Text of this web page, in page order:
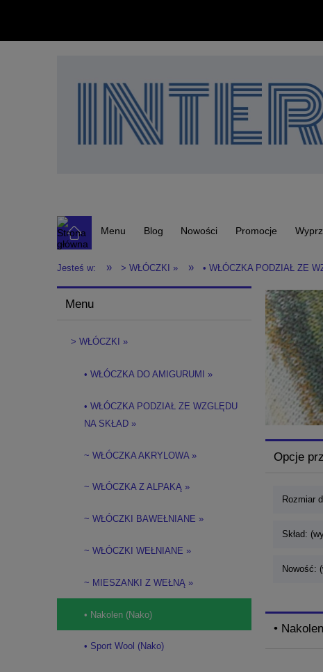
Menu Blog Nowości Promocje
Jesteś w: » > WŁÓCZKI » » • WŁÓCZKA PODZIAŁ ZE
Menu
> WŁÓCZKI »
• WŁÓCZKA DO AMIGURUMI »
• WŁÓCZKA PODZIAŁ ZE WZGLĘDU
NA SKŁAD »
~ WŁÓCZKA AKRYLOWA »
~ WŁÓCZKA Z ALPAKĄ »
~ WŁÓCZKI BAWEŁNIANE »
~ WŁÓCZKI WEŁNIANE »
~ MIESZANKI Z WEŁNĄ »
• Nakolen (Nako)
• Sport Wool (Nako)
Opcje
Rozmiar
Skład:
Nowość:
•